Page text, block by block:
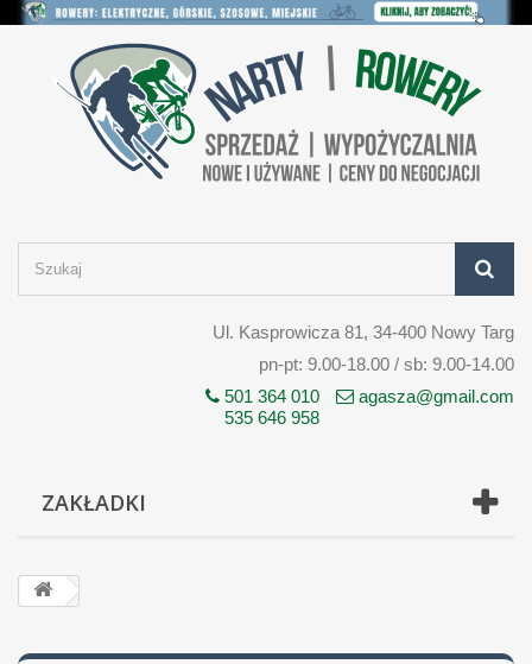
Ul. Kasprowicza 81, 34-400 Nowy Targ
pn-pt: 9.00-18.00 / sb: 9.00-14.00
501 364 010
535 646 958
agasza@gmail.com
ZAKŁADKI